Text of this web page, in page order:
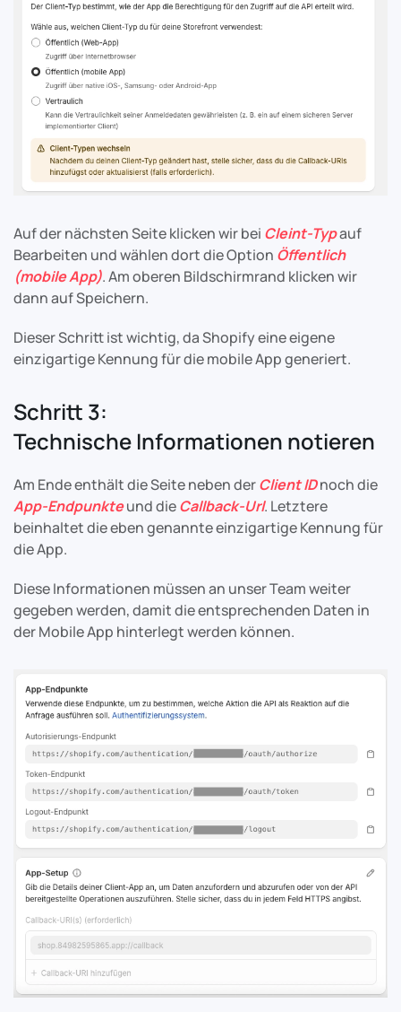
Auf der nächsten Seite klicken wir bei Cleint-Typauf
Bearbeiten und wählen dort die Option Öffentlich
(mobile App). Am oberen Bildschirmrand klicken wir
dann auf Speichern.
Dieser Schritt ist wichtig, da Shopify eine eigene
einzigartige Kennung für die mobile App generiert.
Schritt 3:
Technische Informationen notieren
Am Ende enthält die Seite neben derClient IDnoch die
App-Endpunkteund dieCallback-Url. Letztere
beinhaltet die eben genannte einzigartige Kennung für
die App.
Diese Informationen müssen an unser Team weiter
gegeben werden, damit die entsprechenden Daten in
der Mobile App hinterlegt werden können.